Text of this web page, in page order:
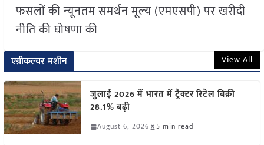
फसलों की न्यूनतम समर्थन मूल्य (एमएसपी) पर खरीदी
नीति की घोषणा की
एग्रीकल्चर मशीन View All
जुलाई 2026 में भारत में ट्रैक्टर रिटेल बिक्री
28.1% बढ़ी
August 6, 2026 5 min read